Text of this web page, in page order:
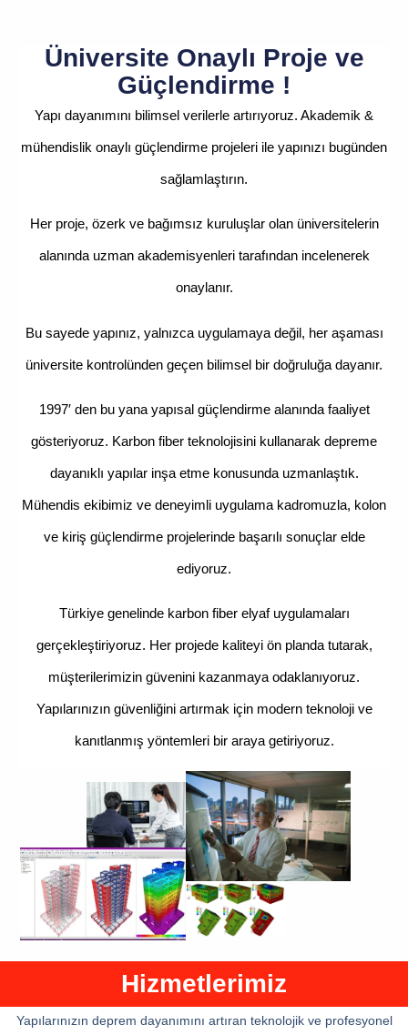
Üniversite Onaylı Proje ve
Güçlendirme !
Yapı dayanımını bilimsel verilerle artırıyoruz. Akademik &
mühendislik onaylı güçlendirme projeleri ile yapınızı bugünden
sağlamlaştırın.
Her proje, özerk ve bağımsız kuruluşlar olan üniversitelerin
alanında uzman akademisyenleri tarafından incelenerek
onaylanır.
Bu sayede yapınız, yalnızca uygulamaya değil, her aşaması
üniversite kontrolünden geçen bilimsel bir doğruluğa dayanır.
1997′ den bu yana yapısal güçlendirme alanında faaliyet
gösteriyoruz. Karbon fiber teknolojisini kullanarak depreme
dayanıklı yapılar inşa etme konusunda uzmanlaştık.
Mühendis ekibimiz ve deneyimli uygulama kadromuzla, kolon
ve kiriş güçlendirme projelerinde başarılı sonuçlar elde
ediyoruz.
Türkiye genelinde karbon fiber elyaf uygulamaları
gerçekleştiriyoruz. Her projede kaliteyi ön planda tutarak,
müşterilerimizin güvenini kazanmaya odaklanıyoruz.
Yapılarınızın güvenliğini artırmak için modern teknoloji ve
kanıtlanmış yöntemleri bir araya getiriyoruz.
Hizmetlerimiz
Yapılarınızın deprem dayanımını artıran teknolojik ve profesyonel